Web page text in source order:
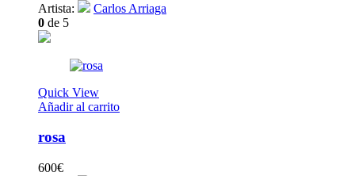
Artista:
Carlos Arriaga
0 de 5
Quick View
Añadir al carrito
rosa
600€